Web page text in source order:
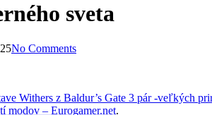
sveta
No Comments
Withers z Baldur’s Gate 3 pár -veľkých
modov – Eurogamer.net.